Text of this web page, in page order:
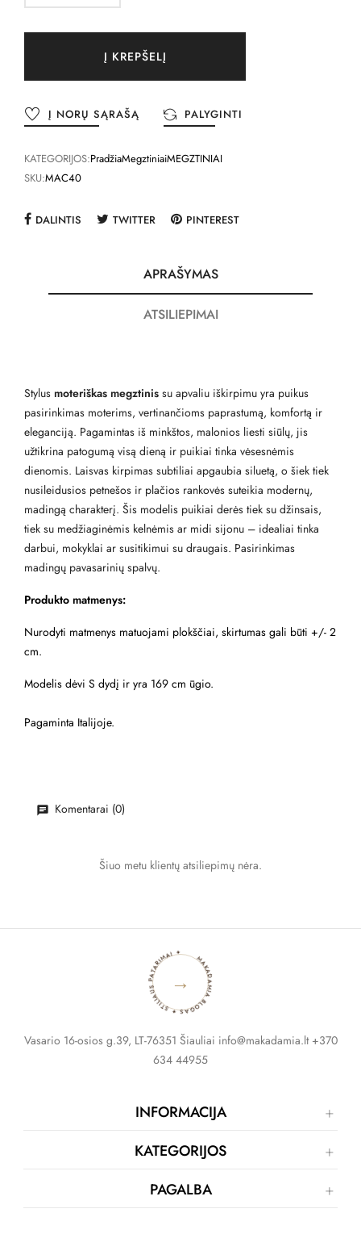
Į KREPŠELĮ
Į NORŲ SĄRAŠĄ PALYGINTI
KATEGORIJOS:PradžiaMegztiniaiMEGZTINIAI
SKU:MAC40
DALINTIS TWITTER PINTEREST
APRAŠYMAS
ATSILIEPIMAI
Stylus moteriškas megztinis su apvaliu iškirpimu yra puikus
pasirinkimas moterims, vertinančioms paprastumą, komfortą ir
eleganciją. Pagamintas iš minkštos, malonios liesti siūlų, jis
užtikrina patogumą visą dieną ir puikiai tinka vėsesnėmis
dienomis. Laisvas kirpimas subtiliai apgaubia siluetą, o šiek tiek
nusileidusios petnešos ir plačios rankovės suteikia modernų,
madingą charakterį. Šis modelis puikiai derės tiek su džinsais,
tiek su medžiaginėmis kelnėmis ar midi sijonu – idealiai tinka
darbui, mokyklai ar susitikimui su draugais. Pasirinkimas
madingų pavasarinių spalvų.
Produkto matmenys:
Nurodyti matmenys matuojami plokščiai, skirtumas gali būti +/- 2
cm.
Modelis dėvi S dydį ir yra 169 cm ūgio.
Pagaminta Italijoje.
Komentarai (0)
Šiuo metu klientų atsiliepimų nėra.
MAKADAMIA BLOGAS ✦ STILIAUS PATARIMAI ✦
→
Vasario 16-osios g.39, LT-76351 Šiauliai info@makadamia.lt +370
634 44955
INFORMACIJA
KATEGORIJOS
PAGALBA